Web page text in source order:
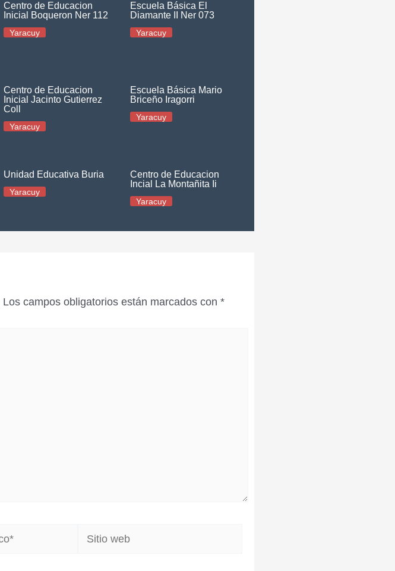
Centro de Educacion
Inicial Boqueron Ner 112
Yaracuy
Escuela Básica El
Diamante II Ner 073
Yaracuy
Centro de Educacion
Inicial Jacinto Gutierrez
Coll
Yaracuy
Escuela Básica Mario
Briceño Iragorri
Yaracuy
Unidad Educativa Buria
Yaracuy
Centro de Educacion
Incial La Montañita Ii
Yaracuy
Los campos obligatorios están marcados con *
Sitio